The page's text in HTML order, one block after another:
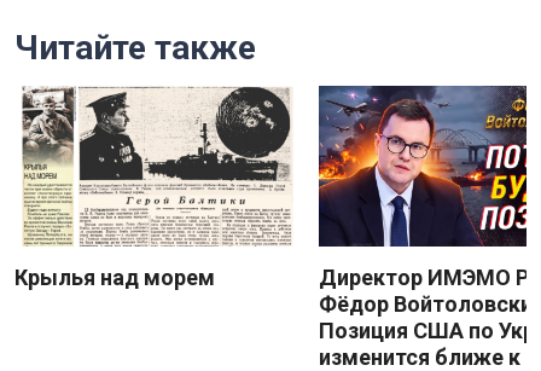
Читайте также
Крылья над морем
Директор ИМЭМО
Фёдор
Позиция США по
изменится ближе к